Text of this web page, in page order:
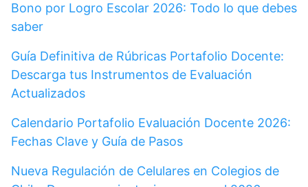
Bono por Logro Escolar 2026: Todo lo que debes
saber
Guía Definitiva de Rúbricas Portafolio Docente:
Descarga tus Instrumentos de Evaluación
Actualizados
Calendario Portafolio Evaluación Docente 2026:
Fechas Clave y Guía de Pasos
Nueva Regulación de Celulares en Colegios de